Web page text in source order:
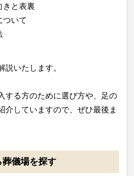
きと表裏
ついて
説いたします。
する方のために選び方や、足の
介していますので、ぜひ最後ま
儀場を探す